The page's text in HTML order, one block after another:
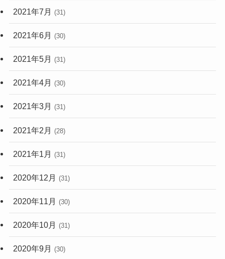
2021年7月 (31)
2021年6月 (30)
2021年5月 (31)
2021年4月 (30)
2021年3月 (31)
2021年2月 (28)
2021年1月 (31)
2020年12月 (31)
2020年11月 (30)
2020年10月 (31)
2020年9月 (30)